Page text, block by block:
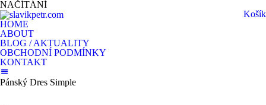
NAČÍTÁNÍ
Košík
HOME
ABOUT
BLOG / AKTUALITY
OBCHODNÍ PODMÍNKY
KONTAKT
Pánský Dres Simple